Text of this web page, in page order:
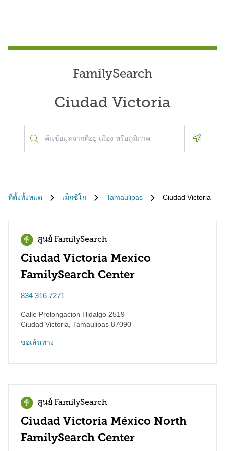
FamilySearch
Ciudad Victoria
ที่ตั้งทั้งหมด เม็กซิโก Tamaulipas Ciudad Victoria
ศูนย์ FamilySearch
Ciudad Victoria Mexico
FamilySearch Center
834 316 7271
Calle Prolongacion Hidalgo 2519
Ciudad Victoria Tamaulipas 87090
ขอเส้นทาง
ศูนย์ FamilySearch
Ciudad Victoria México North
FamilySearch Center